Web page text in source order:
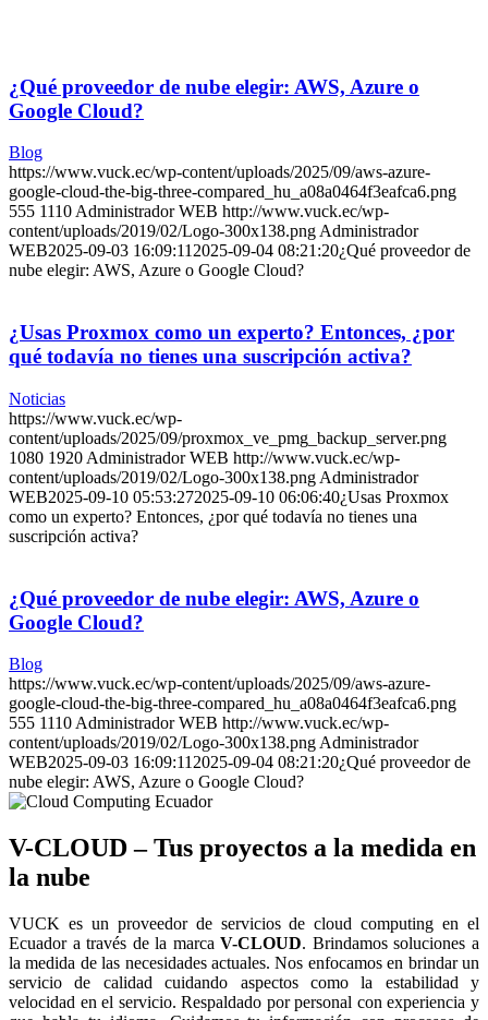
¿Qué proveedor de nube elegir: AWS, Azure o
Google Cloud?
Blog
https://www.vuck.ec/wp-content/uploads/2025/09/aws-azure-
google-cloud-the-big-three-compared_hu_a08a0464f3eafca6.png
555 1110Administrador WEB http://www.vuck.ec/wp-
content/uploads/2019/02/Logo-300x138.pngAdministrador
WEB2025-09-03 16:09:112025-09-04 08:21:20¿Qué proveedor de
nube elegir: AWS, Azure o Google Cloud?
¿Usas Proxmox como un experto? Entonces, ¿por
qué todavía no tienes una suscripción activa?
Noticias
https://www.vuck.ec/wp-
content/uploads/2025/09/proxmox_ve_pmg_backup_server.png
1080 1920 Administrador WEB http://www.vuck.ec/wp-
content/uploads/2019/02/Logo-300x138.png Administrador
WEB2025-09-10 05:53:272025-09-10 06:06:40¿Usas Proxmox
como un experto? Entonces, ¿por qué todavía no tienes una
suscripción activa?
¿Qué proveedor de nube elegir: AWS, Azure o
Google Cloud?
Blog
https://www.vuck.ec/wp-content/uploads/2025/09/aws-azure-
google-cloud-the-big-three-compared_hu_a08a0464f3eafca6.png
555 1110 Administrador WEB http://www.vuck.ec/wp-
content/uploads/2019/02/Logo-300x138.png Administrador
WEB2025-09-03 16:09:11 2025-09-04 08:21:20¿Qué proveedor de
nube elegir: AWS, Azure o Google Cloud?
V-CLOUD – Tus proyectos a la medida en
la nube
VUCK es un proveedor de servicios de cloud computing en el
Ecuador a través de la marcaV-CLOUD. Brindamos soluciones a
la medida de las necesidades actuales. Nos enfocamos en brindar un
servicio de calidad cuidando aspectos como la estabilidad y
velocidad en el servicio. Respaldado por personal con experiencia y